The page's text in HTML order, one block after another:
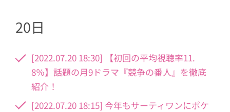
20日
[2022.07.20 18:30] 【初回の平均視聴率11.
8％】話題の月9ドラマ『競争の番人』を徹底
紹介！
[2022.07.20 18:15] 今年もサーティワンにポケ